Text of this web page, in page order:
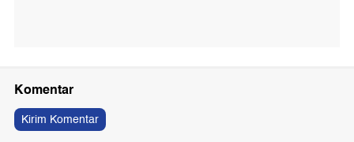
Komentar
Kirim Komentar